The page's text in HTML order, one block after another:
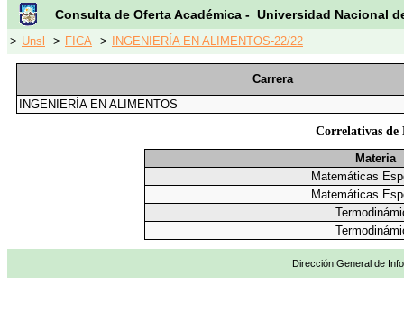
Consulta de Oferta Académica - Universidad Nacional
> Unsl > FICA > INGENIERÍA EN ALIMENTOS-22/22
Carrera
INGENIERÍA EN ALIMENTOS
Correlativas de
Materia
Matemáticas
Matemáticas
Dirección General de